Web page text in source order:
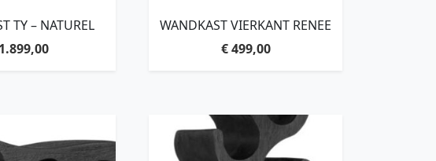
TY – NATUREL
1.899,00
WANDKAST VIERKANT RENEE
€499,00